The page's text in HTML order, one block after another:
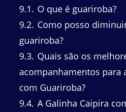
9.1
O que é guariroba?
9.2 Como posso
guariroba?
9.3 Quais são os
acompanhamentos para
com Guariroba?
9.4 A Galinha Caipira